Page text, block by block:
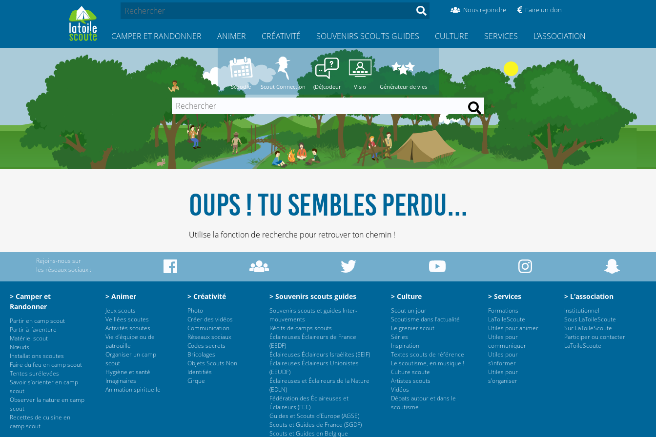
Nous rejoindre Faire un don
CAMPER ET RANDONNER ANIMER CRÉATIVITÉ SOUVENIRS SCOUTS GUIDES CULTURE SERVICES L’ASSOCIATION
Scoodle Scout Connection (Dé)codeur Visio Générateur de vies
OUPS ! TU SEMBLES PERDU...
Utilise la fonction de recherche pour retrouver ton chemin !
Rejoins-nous sur
les réseaux sociaux :
> Camper et
Randonner
Partir en camp scout
Partir à l’aventure
Matériel scout
Nœuds
Installations scoutes
Faire du feu en camp scout
Tentes surélevées
Savoir s’orienter en camp
scout
Observer la nature en camp
scout
Recettes de cuisine en
camp scout
> Animer
Jeux scouts
Veillées scoutes
Activités scoutes
Vie d’équipe ou de
patrouille
Organiser un camp
scout
Hygiène et santé
Imaginaires
Animation spirituelle
> Créativité
Photo
Créer des vidéos
Communication
Réseaux sociaux
Codes secrets
Bricolages
Objets Scouts Non
Identifiés
Cirque
> Souvenirs scouts guides
Souvenirs scouts et guides Inter-
mouvements
Récits de camps scouts
Éclaireuses Éclaireurs de France
(EEDF)
Éclaireuses Éclaireurs Israélites (EEIF)
Éclaireuses Éclaireurs Unionistes
(EEUDF)
Éclaireuses et Éclaireurs de la Nature
(EDLN)
Fédération des Éclaireuses et
Éclaireurs (FEE)
Guides et Scouts d’Europe (AGSE)
Scouts et Guides de France (SGDF)
Scouts et Guides en Belgique
> Culture
Scout un jour
Scoutisme dans l’actualité
Le grenier scout
Séries
Inspiration
Textes scouts de référence
Le scoutisme, en musique !
Culture scoute
Artistes scouts
Vidéos
Débats autour et dans le
scoutisme
> Services
Formations
LaToileScoute
Utiles pour animer
Utiles pour
communiquer
Utiles pour
s’informer
Utiles pour
s’organiser
> L’association
Institutionnel
Sous LaToileScoute
Sur LaToileScoute
Participer ou contacter
LaToileScoute